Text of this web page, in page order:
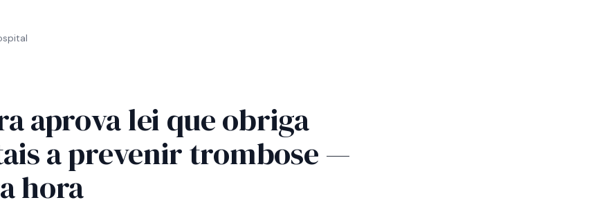
aprova lei que obriga
a prevenir trombose —
hora